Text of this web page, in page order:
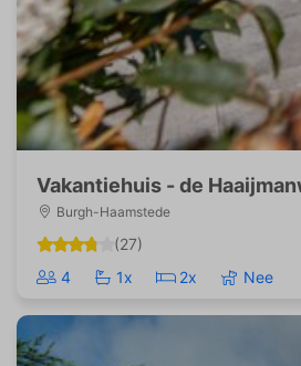
Vakantiehuis - de
Burgh-Haamstede
(27)
4
1x 2x Nee